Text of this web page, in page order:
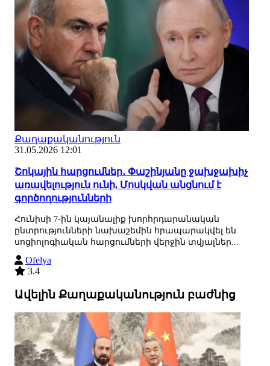
Քաղաքականություն
31.05.2026 12:01
Շոկային հարցումներ․ Փաշինյանը ջախջախիչ
առավելություն ունի, Մոսկվան անցնում է
գործողությունների
Հունիսի 7-ին կայանալիք խորհրդարանական
ընտրությունների նախաշեմին հրապարակվել են
սոցիոլոգիական հարցումների վերջին տվյալներ...
Ofelya
3.4
Ավելին Քաղաքականություն բաժնից